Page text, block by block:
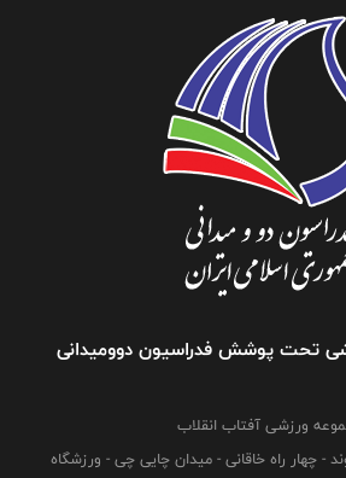
تحت پوشش فدراسیون دوومیدانی
ورزشی آفتاب انقلاب
- چهار راه خاقانی - میدان چایی چی - ورزشگاه